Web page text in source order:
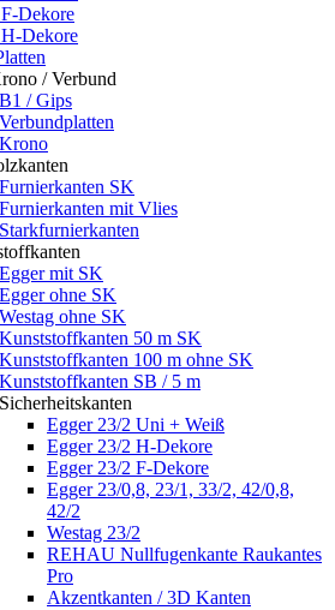
Dekore
Dekore
/ Verbund
B1 / Gips
Verbundplatten
Krono
Furnierkanten SK
Furnierkanten mit Vlies
Starkfurnierkanten
Egger mit SK
Egger ohne SK
Westag ohne SK
Kunststoffkanten 50 m SK
Kunststoffkanten 100 m ohne SK
Kunststoffkanten SB / 5 m
Sicherheitskanten
Egger 23/2 Uni + Weiß
Egger 23/2 H-Dekore
Egger 23/2 F-Dekore
Egger 23/0,8, 23/1, 33/2, 42/0,8,
42/2
Westag 23/2
REHAU Nullfugenkante Raukantes
Pro
Akzentkanten / 3D Kanten